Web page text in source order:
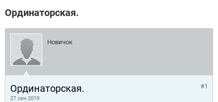
Ординаторская.
Новичок
Ординаторская.
27 сен 2019
#1